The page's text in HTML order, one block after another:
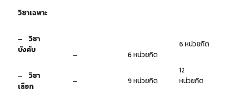
วิชาเฉพาะ
– วิชา
บังคับ
– วิชา
เลือก
–
–
6 หน่วยกิต
9 หน่วยกิต
6 หน่วยกิต
12
หน่วยกิต